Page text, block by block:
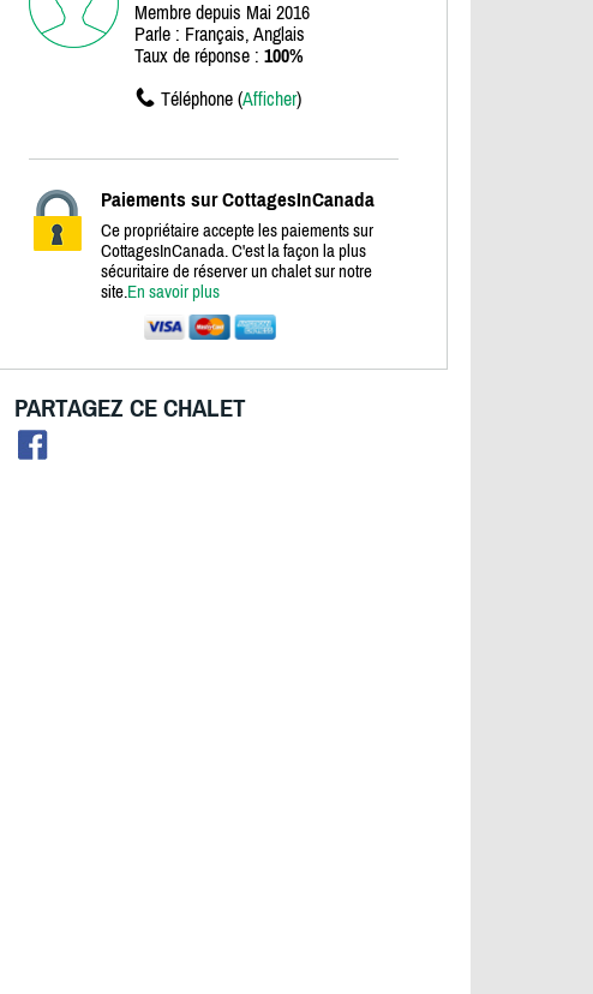
Membre depuis Mai 2016
Parle : Français, Anglais
Taux de réponse : 100%
Téléphone (Afficher)
Paiements sur CottagesInCanada
Ce propriétaire accepte les paiements sur
CottagesInCanada. C'est la façon la plus
sécuritaire de réserver un chalet sur notre
site.En savoir plus
PARTAGEZ CE CHALET